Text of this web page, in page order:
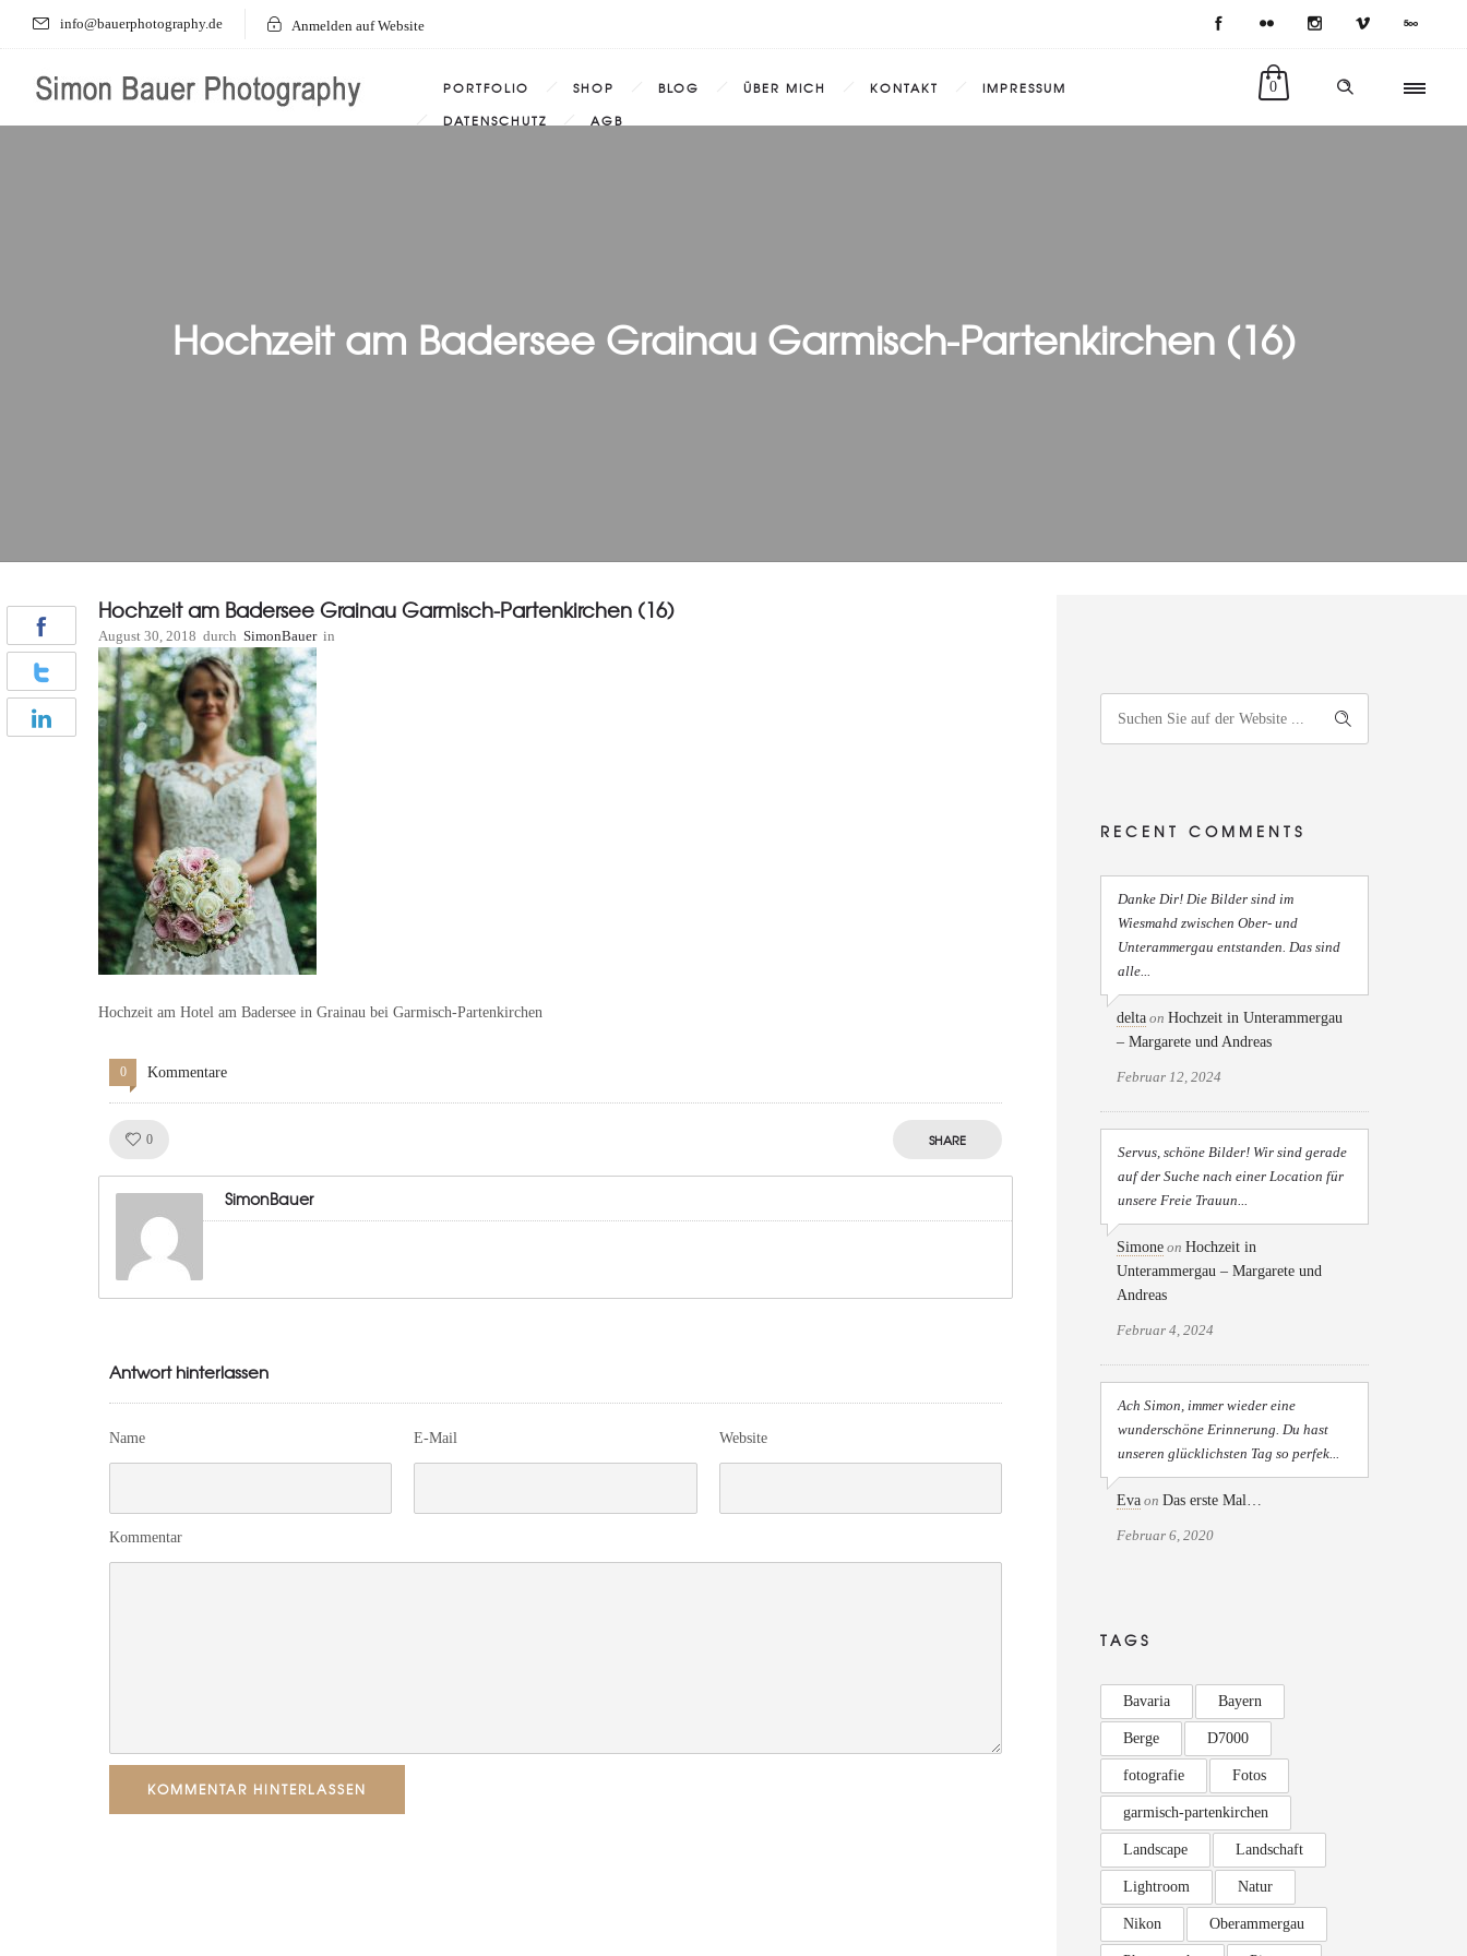
info@bauerphotography.de Anmelden auf Website
0
PORTFOLIO SHOP BLOG ÜBER MICH KONTAKT
IMPRESSUM
DATENSCHUTZ
AGB
Hochzeit am Badersee Grainau Garmisch-Partenkirchen (16)
Hochzeit am Badersee Grainau Garmisch-Partenkirchen (16)
August 30, 2018 durch SimonBauer in
Hochzeit am Hotel am Badersee in Grainau bei Garmisch-Partenkirchen
0 Kommentare
0 SHARE
SimonBauer
Antwort hinterlassen
Name E-Mail Website
Kommentar
KOMMENTAR HINTERLASSEN
RECENT COMMENTS
Danke Dir! Die Bilder sind im
Wiesmahd zwischen Ober- und
Unterammergau entstanden. Das sind
alle...
delta on Hochzeit in Unterammergau
– Margarete und Andreas
Februar 12, 2024
Servus, schöne Bilder! Wir sind gerade
auf der Suche nach einer Location für
unsere Freie Trauun...
Simone on Hochzeit in
Unterammergau – Margarete und
Andreas
Februar 4, 2024
Ach Simon, immer wieder eine
wunderschöne Erinnerung. Du hast
unseren glücklichsten Tag so perfek...
Eva on Das erste Mal…
Februar 6, 2020
TAGS
Bavaria Bayern
Berge D7000
fotografie Fotos
garmisch-partenkirchen
Landscape Landschaft
Lightroom Natur
Nikon Oberammergau